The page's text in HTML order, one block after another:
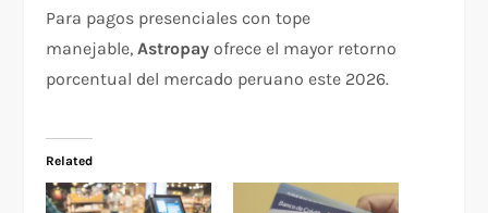
Para pagos presenciales con tope
manejable,Astropay ofrece el mayor retorno
porcentual del mercado peruano este 2026.
Related